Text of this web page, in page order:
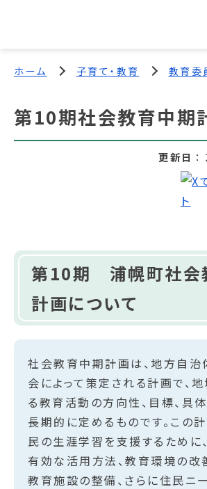
ホーム 子育て・教育 教育委
第10期社会教育中期
更新日
第10期 浦幌町社会
計画について
社会教育中期計画は、地方自治
会によって策定される計画で、
る教育活動の方向性、目標、具
長期的に定めるものです。この
民の生涯学習を支援するために
有効な活用方法、教育環境の改
教育施設の整備、さらに住民ニ